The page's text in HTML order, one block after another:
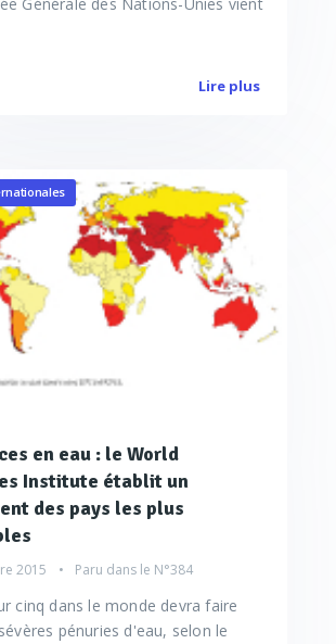
Générale des Nations-Unies vient
Lire plus
en eau : le World
Institute établit un
des pays les plus
2015 Paru dans le N°384
cinq dans le monde devra faire
pénuries d'eau, selon le